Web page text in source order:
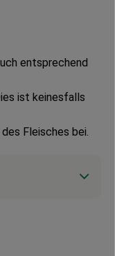
entsprechend
ist keinesfalls
Fleisches bei.